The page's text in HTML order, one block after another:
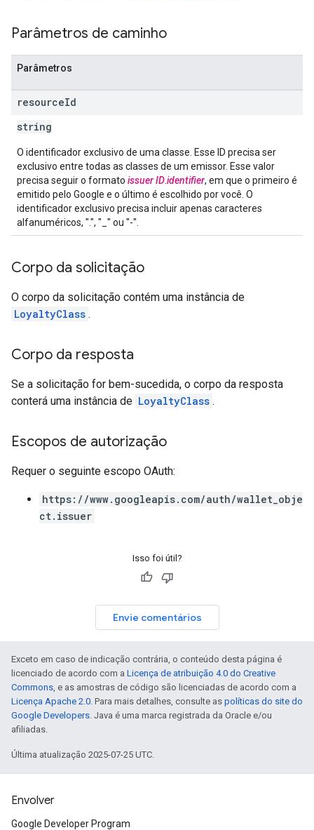
Parâmetros de caminho
Parâmetros
resourceId
string
O identificador exclusivo de uma classe. Esse ID precisa ser
exclusivo entre todas as classes de um emissor. Esse valor
precisa seguir o formato issuer IDidentifier, em que o primeiro é
emitido pelo Google e o último é escolhido por você. O
identificador exclusivo precisa incluir apenas caracteres
alfanuméricos, ".", "_" ou "-".
Corpo da solicitação
O corpo da solicitação contém uma instância de
LoyaltyClass .
Corpo da resposta
Se a solicitação for bem-sucedida, o corpo da resposta
conterá uma instância de LoyaltyClass .
Escopos de autorização
Requer o seguinte escopo OAuth:
https://www.googleapis.com/auth/wallet_obje
ct.issuer
Isso foi útil?
Envie comentários
Exceto em caso de indicação contrária, o conteúdo desta página é
licenciado de acordo com a Licença de atribuição 4.0 do Creative
Commons, e as amostras de código são licenciadas de acordo com a
Licença Apache 2.0. Para mais detalhes, consulte as políticas do site do
Google Developers. Java é uma marca registrada da Oracle e/ou
afiliadas.
Última atualização 2025-07-25 UTC.
Envolver
Google Developer Program